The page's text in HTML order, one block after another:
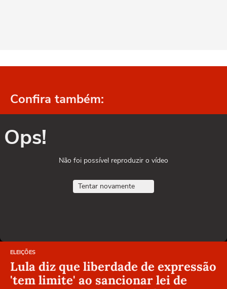
Confira também:
Ops!
Não foi possível reproduzir o vídeo
Tentar novamente
ELEIÇÕES
Lula diz que liberdade de expressão
'tem limite' ao sancionar lei de